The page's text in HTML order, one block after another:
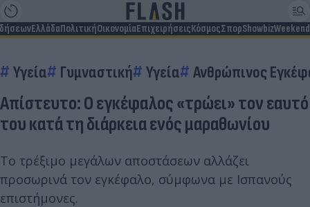
ΕλλάδαΠολιτικήΟικονομίαΕπιχειρήσειςΚόσμοςΣπορShowbizWeekend
Υγεία Γυμναστική Υγεία Ανθρώπινος
Απίστευτο: Ο εγκέφαλος «τρώει» τον εαυτό
του κατά τη διάρκεια ενός μαραθωνίου
Το τρέξιμο μεγάλων αποστάσεων αλλάζει
προσωρινά τον εγκέφαλο, σύμφωνα με Ισπανούς
επιστήμονες.